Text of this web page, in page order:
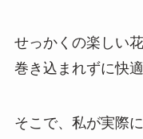
せっかくの楽しい
巻き込まれずに快
そこで、私が実際